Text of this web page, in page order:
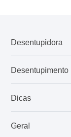
Desentupidora
Desentupimento
Dicas
Geral